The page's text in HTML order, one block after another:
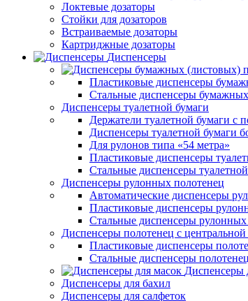
Локтевые дозаторы
Стойки для дозаторов
Встраиваемые дозаторы
Картриджные дозаторы
Диспенсеры
Пластиковые диспенсеры
Стальные диспенсеры
Диспенсеры туалетной бумаги
Держатели туалетной бумаги с
Диспенсеры туалетной бумаги
Для рулонов типа «54 метра»
Пластиковые диспенсеры
Стальные диспенсеры
Диспенсеры рулонных полотенец
Автоматические диспенсеры
Пластиковые диспенсеры
Стальные диспенсеры рулонных
Диспенсеры полотенец с
Пластиковые диспенсеры
Стальные диспенсеры
Диспенсеры
Диспенсеры для бахил
Диспенсеры для салфеток